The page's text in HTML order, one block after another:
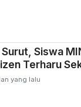
Siswa
Terharu
yang lalu